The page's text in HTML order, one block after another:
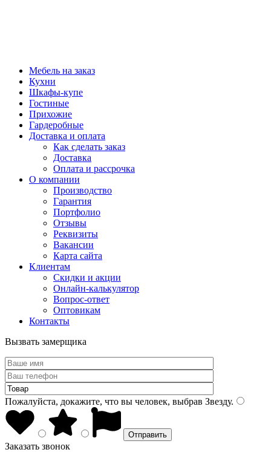
Мебель на заказ
Кухни
Шкафы-купе
Гостиные
Прихожие
Гардеробные
Доставка и оплата
Как сделать заказ
Доставка
Оплата и рассрочка
О компании
Производство
Гарантия
Портфолио
Отзывы
Реквизиты
Вакансии
Карта сайта
Клиентам
Скидки и акции
Онлайн-калькулятор
Вопрос-ответ
Оптовикам
Контакты
Вызвать замерщика
Пожалуйста, докажите, что вы человек, выбрав Звезду.
Заказать звонок